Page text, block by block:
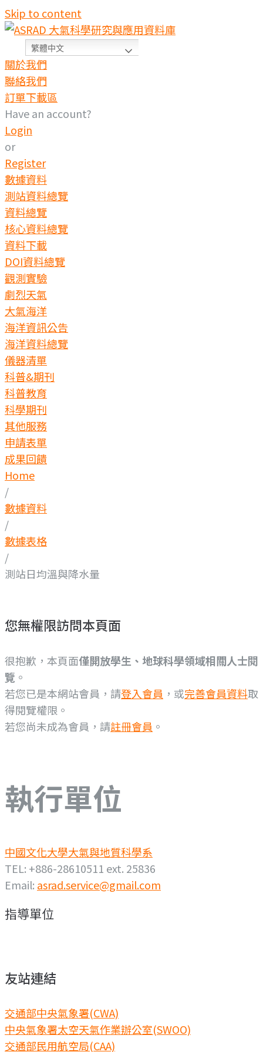
Skip to content
繁體中文
關於我們
聯絡我們
訂單下載區
Have an account?
Login
or
Register
數據資料
測站資料總覽
資料總覽
核心資料總覽
資料下載
DOI資料總覽
觀測實驗
劇烈天氣
大氣海洋
海洋資訊公告
海洋資料總覽
儀器清單
科普&期刊
科普教育
科學期刊
其他服務
申請表單
成果回饋
Home
/
數據資料
/
數據表格
/
測站日均溫與降水量
您無權限訪問本頁面
很抱歉，本頁面僅開放學生、地球科學領域相關人士閱
覽 。
若您已是本網站會員，請登入會員 ，或完善會員資料取
得閱覽權限。
若您尚未成為會員，請註冊會員 。
執行單位
中國文化大學大氣與地質科學系
TEL: +886-28610511 ext. 25836
Email: asrad.service@gmail.com
指導單位
友站連結
交通部中央氣象署(CWA)
中央氣象署太空天氣作業辦公室(SWOO)
交通部民用航空局(CAA)